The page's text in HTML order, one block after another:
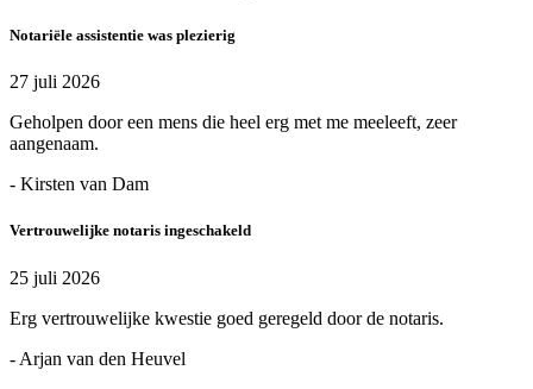
Notariële assistentie was plezierig
27 juli 2026
Geholpen door een mens die heel erg met me meeleeft, zeer
aangenaam.
- Kirsten van Dam
Vertrouwelijke notaris ingeschakeld
25 juli 2026
Erg vertrouwelijke kwestie goed geregeld door de notaris.
- Arjan van den Heuvel